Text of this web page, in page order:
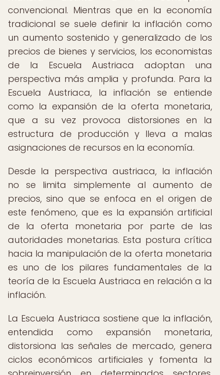
convencional. Mientras que en la economía
tradicional se suele definir la inflación como
un aumento sostenido y generalizado de los
precios de bienes y servicios, los economistas
de la Escuela Austriaca adoptan una
perspectiva más amplia y profunda. Para la
Escuela Austriaca, la inflación se entiende
como la expansión de la oferta monetaria,
que a su vez provoca distorsiones en la
estructura de producción y lleva a malas
asignaciones de recursos en la economía.
Desde la perspectiva austriaca, la inflación
no se limita simplemente al aumento de
precios, sino que se enfoca en el origen de
este fenómeno, que es la expansión artificial
de la oferta monetaria por parte de las
autoridades monetarias. Esta postura crítica
hacia la manipulación de la oferta monetaria
es uno de los pilares fundamentales de la
teoría de la Escuela Austriaca en relación a la
inflación.
La Escuela Austriaca sostiene que la inflación,
entendida como expansión monetaria,
distorsiona las señales de mercado, genera
ciclos económicos artificiales y fomenta la